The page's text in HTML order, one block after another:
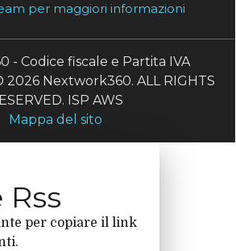
per maggiori informazioni
- Codice fiscale e Partita IVA
2026 Nextwork360. ALL RIGHTS
ISP AWS
Mappa del sito
per copiare il link